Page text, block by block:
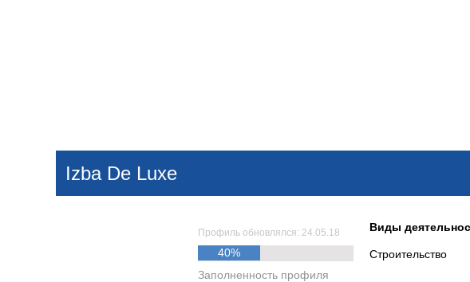
Поиск
НОВОСТИ
Izba De Luxe
Профиль обновлялся: 24.05.18
40%
Заполненность профиля
Виды
Строительство